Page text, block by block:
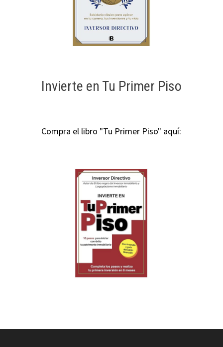
Invierte en Tu Primer Piso
Compra el libro "Tu Primer Piso" aquí: